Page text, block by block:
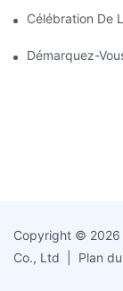
Célébration De
Démarquez-
Copyright © 2026
Co., Ltd |
Plan